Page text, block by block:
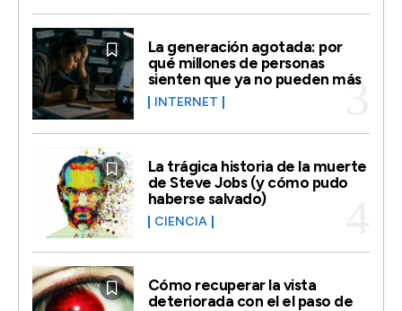
La generación agotada: por
qué millones de personas
sienten que ya no pueden más
INTERNET
La trágica historia de la muerte
de Steve Jobs (y cómo pudo
haberse salvado)
CIENCIA
Cómo recuperar la vista
deteriorada con el el paso de